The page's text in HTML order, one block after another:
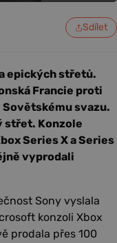
Sdílet
epických střetů.
Francie proti
svazu.
střet. Konzole
Series X a Series
vyprodali
Sony vyslala
konzoli Xbox
prodala přes 100